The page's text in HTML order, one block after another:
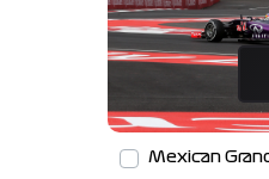
Mexican